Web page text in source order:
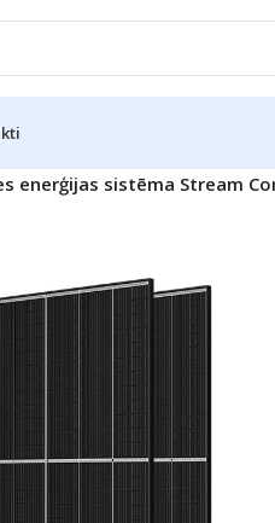
enerģijas sistēma Stream